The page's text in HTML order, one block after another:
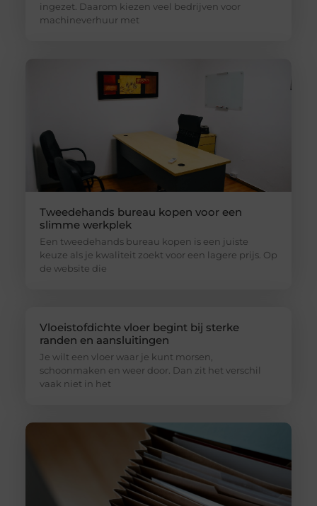
ingezet. Daarom kiezen veel bedrijven voor
machineverhuur met
Tweedehands bureau kopen voor een
slimme werkplek
Een tweedehands bureau kopen is een juiste
keuze als je kwaliteit zoekt voor een lagere prijs. Op
de website die
Vloeistofdichte vloer begint bij sterke
randen en aansluitingen
Je wilt een vloer waar je kunt morsen,
schoonmaken en weer door. Dan zit het verschil
vaak niet in het